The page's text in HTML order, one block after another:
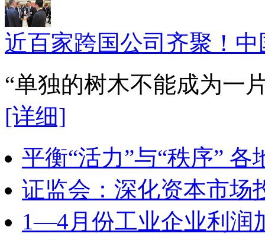
近百家跨国公司齐聚！
“单独的树木不能成为一
[详细]
平衡“活力”与“秩序”
证监会：深化资本市场
1—4月份工业企业利润